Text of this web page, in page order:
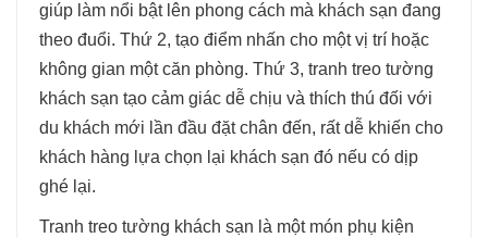
giúp làm nổi bật lên phong cách mà khách sạn đang
theo đuổi. Thứ 2, tạo điểm nhấn cho một vị trí hoặc
không gian một căn phòng. Thứ 3, tranh treo tường
khách sạn tạo cảm giác dễ chịu và thích thú đối với
du khách mới lần đầu đặt chân đến, rất dễ khiến cho
khách hàng lựa chọn lại khách sạn đó nếu có dịp
ghé lại.
Tranh treo tường khách sạn là một món phụ kiện